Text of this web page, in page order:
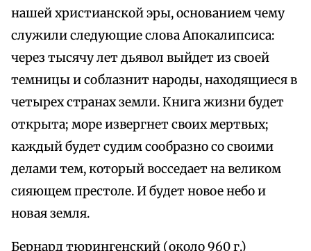
нашей христианской эры, основанием чему
служили следующие слова Апокалипсиса:
через тысячу лет дьявол выйдет из своей
темницы и соблазнит народы, находящиеся в
четырех странах земли. Книга жизни будет
открыта; море извергнет своих мертвых;
каждый будет судим сообразно со своими
делами тем, который восседает на великом
сияющем престоле. И будет новое небо и
новая земля.
Бернард тюрингенский (около 960 г.)